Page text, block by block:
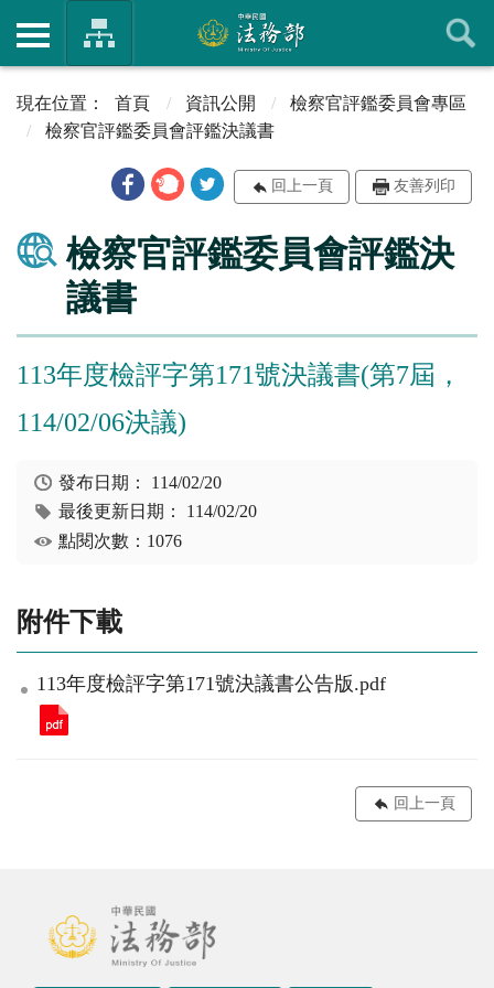
首頁 資訊公開
檢察官評鑑委員會專區
檢察官評鑑委員會評鑑決議書
回上一頁 友善列印
檢察官評鑑委員會評鑑決
議書
113年度檢評字第171號決議書(第7屆，
114/02/06決議)
發布日期： 114/02/20
最後更新日期： 114/02/20
點閱次數：1076
附件下載
113年度檢評字第171號決議書公告版.pdf
回上一頁